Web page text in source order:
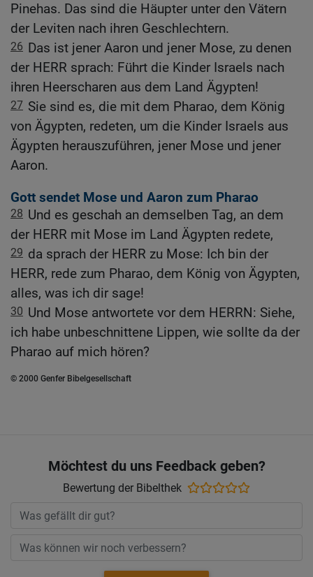
Pinehas. Das sind die Häupter unter den Vätern
der Leviten nach ihren Geschlechtern.
26 Das ist jener Aaron und jener Mose, zu denen
der HERR sprach: Führt die Kinder Israels nach
ihren Heerscharen aus dem Land Ägypten!
27 Sie sind es, die mit dem Pharao, dem König
von Ägypten, redeten, um die Kinder Israels aus
Ägypten herauszuführen, jener Mose und jener
Aaron.
Gott sendet Mose und Aaron zum Pharao
28 Und es geschah an demselben Tag, an dem
der HERR mit Mose im Land Ägypten redete,
29 da sprach der HERR zu Mose: Ich bin der
HERR, rede zum Pharao, dem König von Ägypten,
alles, was ich dir sage!
30 Und Mose antwortete vor dem HERRN: Siehe,
ich habe unbeschnittene Lippen, wie sollte da der
Pharao auf mich hören?
© 2000 Genfer Bibelgesellschaft
Möchtest du uns Feedback geben?
Bewertung der Bibelthek